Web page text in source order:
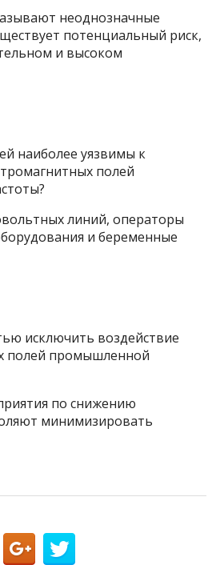
неоднозначные
потенциальный риск,
и высоком
наиболее уязвимы к
полей
линий, операторы
и беременные
исключить воздействие
полей промышленной
по снижению
минимизировать